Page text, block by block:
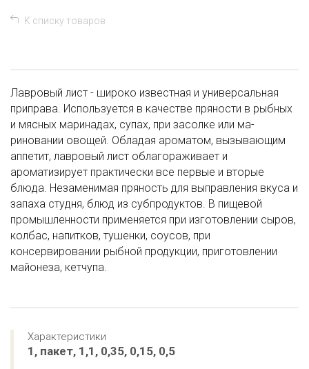
К списку товаров
Лавровый лист - широко известная и универсальная
приправа. Используется в качестве пряности в рыбных
и мясных маринадах, супах, при засолке или ма-
риновании овощей. Обладая ароматом, вызывающим
аппетит, лавровый лист облагораживает и
ароматизирует практически все первые и вторые
блюда. Незаменимая пряность для выправления вкуса и
запаха студня, блюд из субпродуктов. В пищевой
промышленности применяется при изготовлении сыров,
колбас, напитков, тушенки, соусов, при
консервировании рыбной продукции, приготовлении
майонеза, кетчупа.
Характеристики
1, пакет, 1,1, 0,35, 0,15, 0,5